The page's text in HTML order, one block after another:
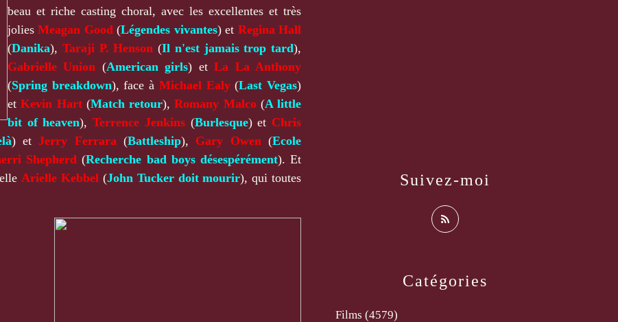
beau et riche casting choral, avec les excellentes et très
joliesMeagan Good(Légendes vivantes) et Regina Hall
(Danika), Taraji P. Henson (Il n'est jamais trop tard),
Gabrielle Union (American girls) etLa La Anthony
(Spring breakdown), face à Michael Ealy(Last Vegas)
etKevin Hart(Match retour),Romany Malco(A little
bit of heaven),Terrence Jenkins(Burlesque) et Chris
) etJerry Ferrara (Battleship), Gary Owen (Ecole
Shepherd (Recherche bad boys désespérément). Et
Arielle Kebbel (John Tucker doit mourir), qui toutes
Catégories
Films (4579)
Suivez-moi